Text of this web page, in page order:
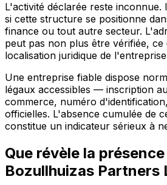
L'activité déclarée reste inconnue.
si cette structure se positionne
finance ou tout autre secteur.
peut pas non plus être vérifiée, ce
localisation juridique de
Une entreprise fiable dispose
légaux accessibles — inscription
commerce, numéro
officielles. L'absence cumulée de
constitue un indicateur sérieux à
Que révèle la
Bozullhuizas Partners